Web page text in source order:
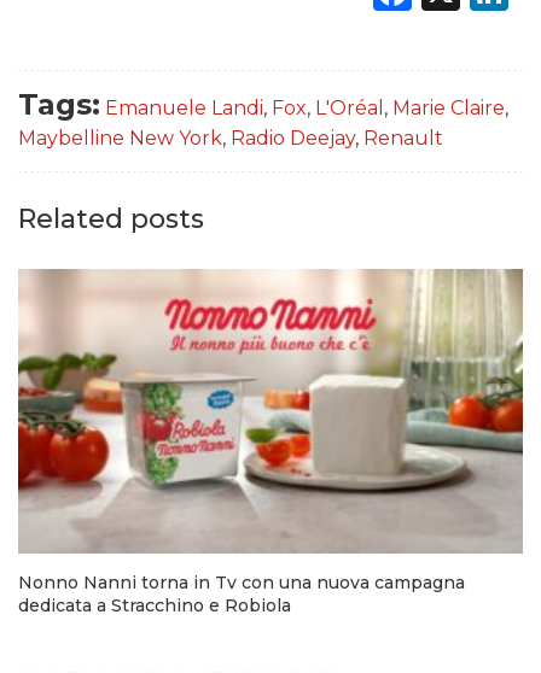
Tags: Emanuele Landi, Fox, L'Oréal , Marie Claire,
Maybelline New York, Radio Deejay, Renault
Related posts
Nonno Nanni torna in Tv con una nuova campagna
dedicata a Stracchino e Robiola